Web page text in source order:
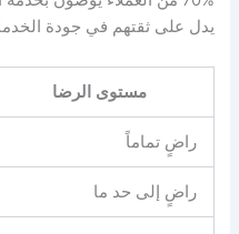
يدل على ثقتهم في جودة
مستوى الرضا
راضٍ تماماً
راضٍ إلى حد ما